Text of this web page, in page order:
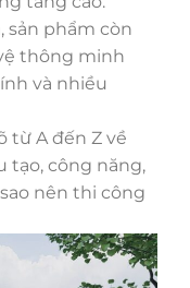
sản phẩm còn
thông minh
và nhiều
từ A đến Z về
tạo, công năng,
nên thi công